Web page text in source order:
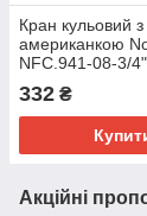
Кран кульовий з
американкою
NFC.941-08-3/
"метелик"
332 ₴
Акційні